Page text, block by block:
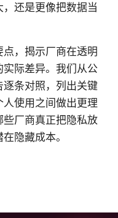
还是更像把数据当
，揭示厂商在透明
际差异。我们从公
条对照，列出关键
使用之间做出更理
厂商真正把隐私放
隐藏成本。